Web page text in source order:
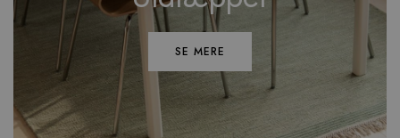
SE MERE